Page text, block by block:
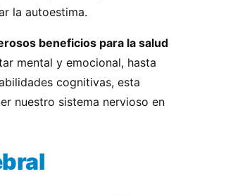
la autoestima.
beneficios para la salud
mental y emocional, hasta
cognitivas, esta
nuestro sistema nervioso en